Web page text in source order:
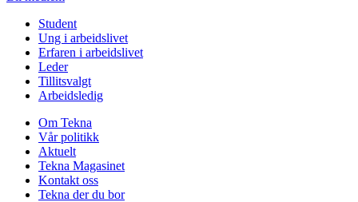
Student
Ung i arbeidslivet
Erfaren i arbeidslivet
Leder
Tillitsvalgt
Arbeidsledig
Om Tekna
Vår politikk
Aktuelt
Tekna Magasinet
Kontakt oss
Tekna der du bor